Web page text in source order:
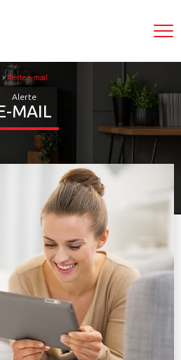
alerte e-mail
Alerte
MAIL